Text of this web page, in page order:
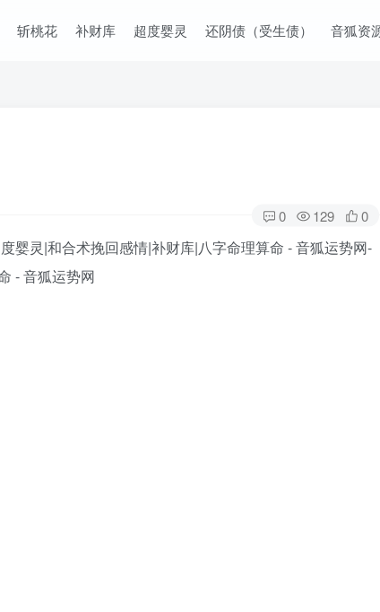
斩桃花 补财库 超度婴灵 还阴债（受生债） 音狐资
0 129 0